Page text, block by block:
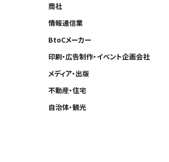
商社
情報通信業
BtoCメーカー
印刷・広告制作・イベント企画会社
メディア・出版
不動産・住宅
自治体・観光